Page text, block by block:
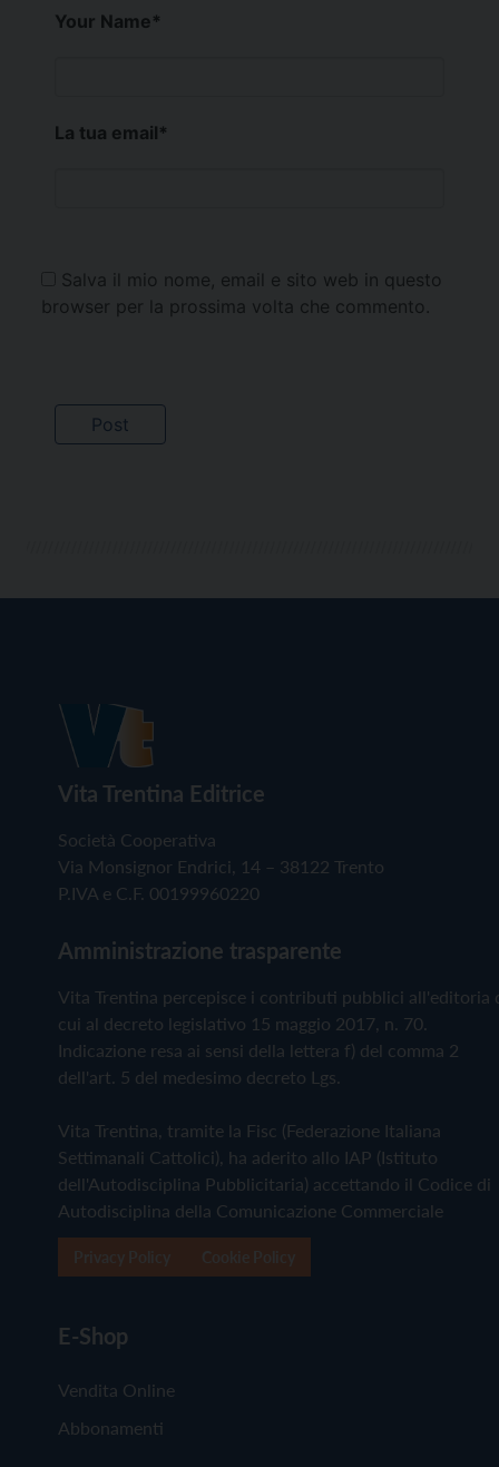
Your Name*
La tua email*
Salva il mio nome, email e sito web in questo
browser per la prossima volta che commento.
Vita Trentina Editrice
Società Cooperativa
Via Monsignor Endrici, 14 – 38122 Trento
P.IVA e C.F. 00199960220
Amministrazione trasparente
Vita Trentina percepisce i contributi pubblici all'editoria
cui al decreto legislativo 15 maggio 2017, n. 70.
Indicazione resa ai sensi della lettera f) del comma 2
dell'art. 5 del medesimo decreto Lgs.
Vita Trentina, tramite la Fisc (Federazione Italiana
Settimanali Cattolici), ha aderito allo IAP (Istituto
dell'Autodisciplina Pubblicitaria) accettando il Codice di
Autodisciplina della Comunicazione Commerciale
E-Shop
Vendita Online
Abbonamenti